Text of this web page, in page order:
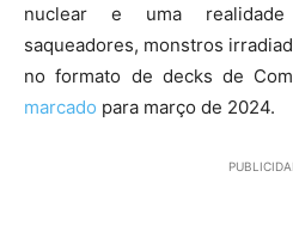
nuclear e uma
saqueadores, monstros
no formato de decks de
marcado para março de 2024.